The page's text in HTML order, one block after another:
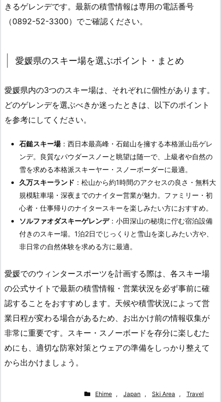
きるゲレンデです。最新の積雪情報は専用の電話番号
（0892-52-3300）でご確認ください。
愛媛県のスキー場を選ぶポイント・まとめ
愛媛県内の3つのスキー場は、それぞれに個性があります。
どのゲレンデを選ぶべきか迷ったときは、以下のポイント
を参考にしてください。
石鎚スキー場：西日本最高峰・石鎚山を擁する本格派山岳ゲレ
ンデ。良質なパウダースノーと眺望は随一で、上級者や自然の
雪を求める本格派スキーヤー・スノーボーダーに最適。
久万スキーランド ：松山から約1時間のアクセスの良さ・無料大
規模駐車場・深夜までのナイター営業が魅力。ファミリー・初
心者・仕事帰りのナイタースキーを楽しみたい方におすすめ。
ソルファオダスキーゲレンデ：小田深山の秘境に佇む宿泊設備
付きのスキー場。1泊2日でじっくりと雪山を楽しみたい方や、
非日常の自然体験を求める方に最適。
愛媛でのウィンタースポーツを計画する際は、各スキー場
の公式サイトで最新の積雪情報・営業状況を必ず事前に確
認することをおすすめします。天候や積雪状況によって営
業日程が変わる場合があるため、お出かけ前の情報収集が
非常に重要です。スキー・スノーボードを存分に楽しむた
めにも、適切な防寒対策とウェアの準備をしっかり整えて
から出かけましょう。
Ehime , Japan , Ski Area , Travel